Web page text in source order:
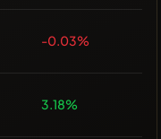
-0.03%
3.18%